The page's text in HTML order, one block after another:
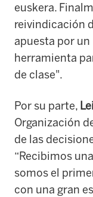
euskera.
reivindicación
apuesta por
herramienta
de clase".
Por su parte,
Organización
de las
“Recibimos
somos el
con una gran